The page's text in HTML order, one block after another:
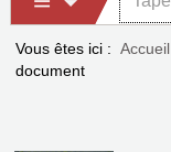
Vous êtes ici : Accueil
document